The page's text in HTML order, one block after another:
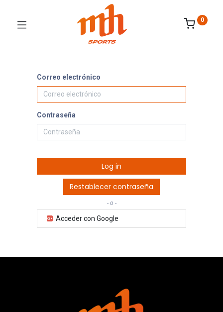
0
Correo electrónico
Contraseña
Log in
Restablecer contraseña
- o -
Acceder con Google